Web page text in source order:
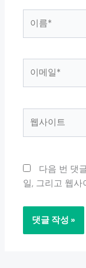
*
다음 번 댓
일, 그리고 웹사